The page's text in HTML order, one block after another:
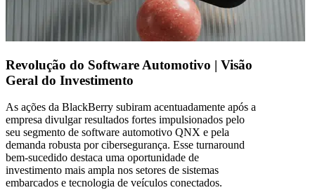
Revolução do Software Automotivo | Visão
Geral do Investimento
As ações da BlackBerry subiram acentuadamente após a
empresa divulgar resultados fortes impulsionados pelo
seu segmento de software automotivo QNX e pela
demanda robusta por cibersegurança. Esse turnaround
bem-sucedido destaca uma oportunidade de
investimento mais ampla nos setores de sistemas
embarcados e tecnologia de veículos conectados.